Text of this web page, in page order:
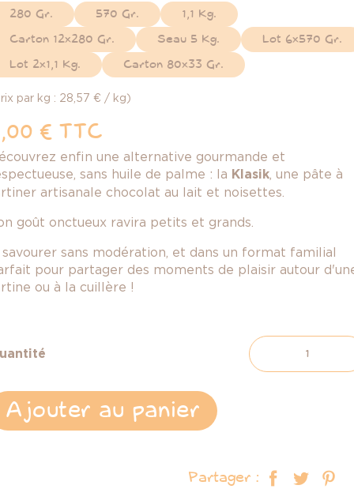
280 Gr. 570 Gr.
1,1 Kg.
Carton 12x280 Gr.
Seau 5 Kg.
Lot 6x570 Gr.
Lot 2x1,1 Kg.
Carton 80x33 Gr.
par kg : 28,57 € / kg)
€ TTC
enfin une alternative gourmande et
sans huile de palme : la Klasik , une pâte à
artisanale chocolat au lait et noisettes.
goût onctueux ravira petits et grands.
sans modération, et dans un format familial
pour partager des moments de plaisir autour
ou à la cuillère !
Ajouter au panier
Partager :